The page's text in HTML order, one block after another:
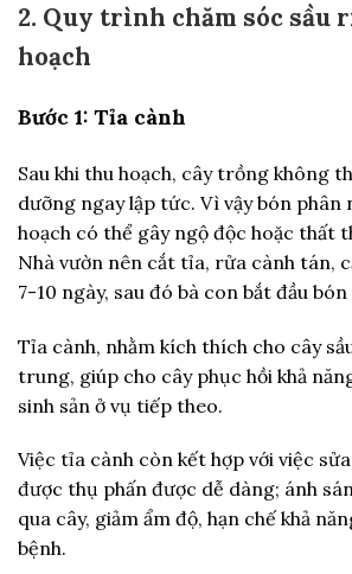
2. Quy trình chăm sóc sầu
hoạch
Bước 1: Tỉa cành
Sau khi thu hoạch, cây trồng không
dưỡng ngay lập tức. Vì vậy bón phân
hoạch có thể gây ngộ độc hoặc thất
Nhà vườn nên cắt tỉa, rửa cành tán,
7-10 ngày, sau đó bà con bắt đầu bón
Tỉa cành, nhằm kích thích cho cây
trung, giúp cho cây phục hồi khả
sinh sản ở vụ tiếp theo.
Việc tỉa cành còn kết hợp với việc
được thụ phấn được dễ dàng; ánh
qua cây, giảm ẩm độ, hạn chế khả
bệnh.